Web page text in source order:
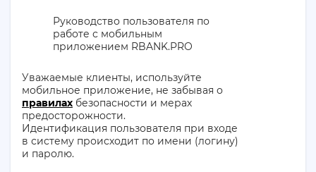
Руководство пользователя по
работе с мобильным
приложением RBANK.PRO
Уважаемые клиенты, используйте
мобильное приложение, не забывая о
правилах безопасности и мерах
предосторожности.
Идентификация пользователя при входе
в систему происходит по имени (логину)
и паролю.